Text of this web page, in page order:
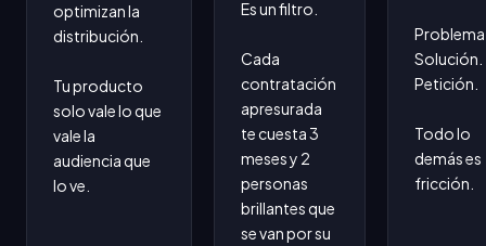
optimizan la
distribución.
Tu producto
solo vale lo que
vale la
audiencia que
lo ve.
Es un filtro.
Cada
contratación
apresurada
te cuesta 3
meses y 2
personas
brillantes que
se van por su
Solución.
Petición.
Todo lo
demás es
fricción.